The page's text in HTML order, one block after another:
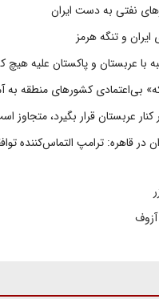
و تنگه هرمز
با عربستان و پاکستان علیه
بی‌اعتمادی کشورهای منطقه به
عربستان قرار بگیرد، متجاوز
در قاهره: ترامپ التماس‌کننده
آزوف